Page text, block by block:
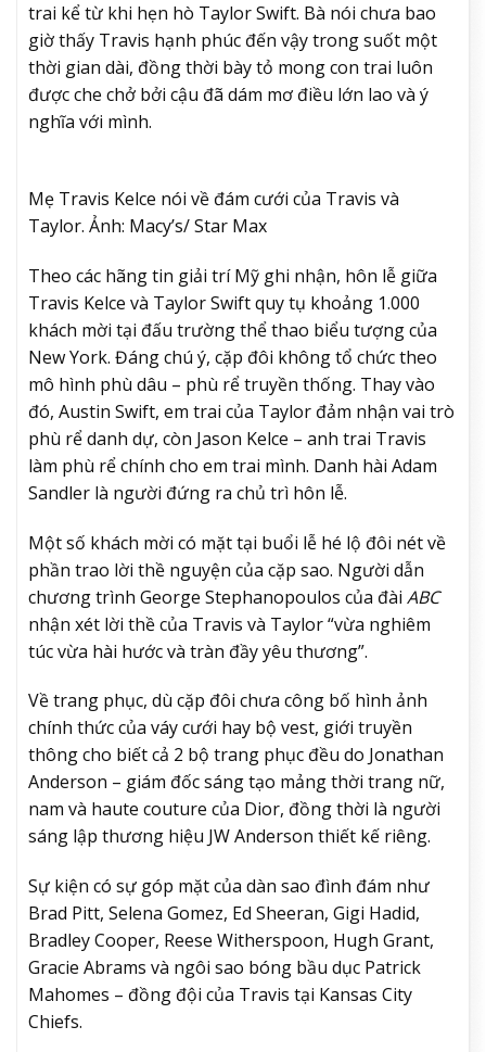
trai kể từ khi hẹn hò Taylor Swift. Bà nói chưa bao
giờ thấy Travis hạnh phúc đến vậy trong suốt một
thời gian dài, đồng thời bày tỏ mong con trai luôn
được che chở bởi cậu đã dám mơ điều lớn lao và ý
nghĩa với mình.
Mẹ Travis Kelce nói về đám cưới của Travis và
Taylor. Ảnh: Macy’s/ Star Max
Theo các hãng tin giải trí Mỹ ghi nhận, hôn lễ giữa
Travis Kelce và Taylor Swift quy tụ khoảng 1.000
khách mời tại đấu trường thể thao biểu tượng của
New York. Đáng chú ý, cặp đôi không tổ chức theo
mô hình phù dâu – phù rể truyền thống. Thay vào
đó, Austin Swift, em trai của Taylor đảm nhận vai trò
phù rể danh dự, còn Jason Kelce – anh trai Travis
làm phù rể chính cho em trai mình. Danh hài Adam
Sandler là người đứng ra chủ trì hôn lễ.
Một số khách mời có mặt tại buổi lễ hé lộ đôi nét về
phần trao lời thề nguyện của cặp sao. Người dẫn
chương trình George Stephanopoulos của đài ABC
nhận xét lời thề của Travis và Taylor “vừa nghiêm
túc vừa hài hước và tràn đầy yêu thương”.
Về trang phục, dù cặp đôi chưa công bố hình ảnh
chính thức của váy cưới hay bộ vest, giới truyền
thông cho biết cả 2 bộ trang phục đều do Jonathan
Anderson – giám đốc sáng tạo mảng thời trang nữ,
nam và haute couture của Dior, đồng thời là người
sáng lập thương hiệu JW Anderson thiết kế riêng.
Sự kiện có sự góp mặt của dàn sao đình đám như
Brad Pitt, Selena Gomez, Ed Sheeran, Gigi Hadid,
Bradley Cooper, Reese Witherspoon, Hugh Grant,
Gracie Abrams và ngôi sao bóng bầu dục Patrick
Mahomes – đồng đội của Travis tại Kansas City
Chiefs.